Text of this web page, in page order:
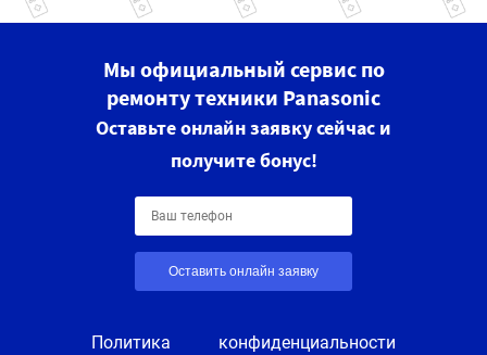
Мы официальный сервис по
ремонту техники Panasonic
Оставьте онлайн заявку сейчас и
получите бонус!
Оставить онлайн заявку
Политика конфиденциальности